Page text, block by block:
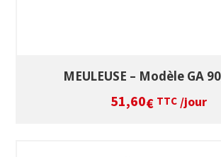
MEULEUSE – Modèle GA
51,60€ TTC /jour